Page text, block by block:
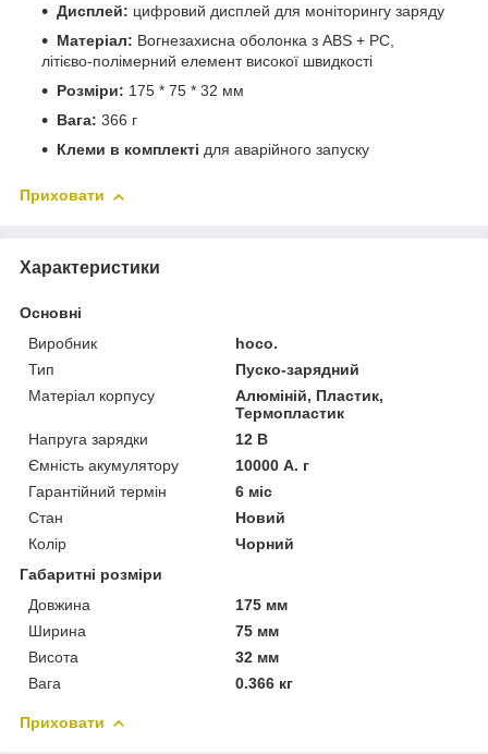
Дисплей: цифровий дисплей для моніторингу заряду
Матеріал: Вогнезахисна оболонка з ABS + PC,
літієво-полімерний елемент високої швидкості
Розміри: 175 * 75 * 32 мм
Вага: 366 г
Клеми в комплекті для аварійного запуску
Приховати
Характеристики
Основні
Виробник
hoco.
Тип
Пуско-зарядний
Матеріал корпусу
Алюміній, Пластик,
Термопластик
Напруга зарядки
12 В
Ємність акумулятору
10000 А. г
Гарантійний термін
6 міс
Стан
Новий
Колір
Чорний
Габаритні розміри
Довжина
175 мм
Ширина
75 мм
Висота
32 мм
Вага
0.366 кг
Приховати